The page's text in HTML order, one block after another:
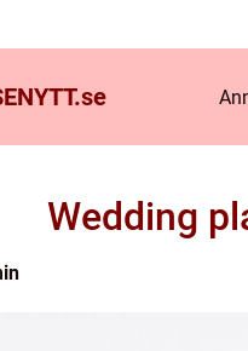
se
Wedding